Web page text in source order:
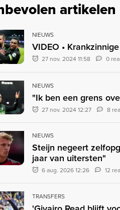
artikelen
NIEUWS
VIDEO •
27 nov. 2024 11:58 0
NIEUWS
"Ik ben een grens
27 nov. 2024 12:27 8
NIEUWS
Steijn negeert
jaar van uitersten"
6 aug. 2026 12:26 12
TRANSFERS